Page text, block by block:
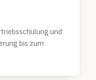
und
bis zum